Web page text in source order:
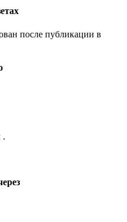
после публикации в
.